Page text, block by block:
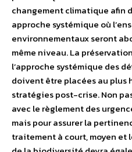
changement climatique afin
approche systémique où
environnementaux seront
même niveau. La
l’approche systémique des
doivent être placées au plus
stratégies post-crise. Non
avec le règlement des
mais pour assurer la
traitement à court, moyen et